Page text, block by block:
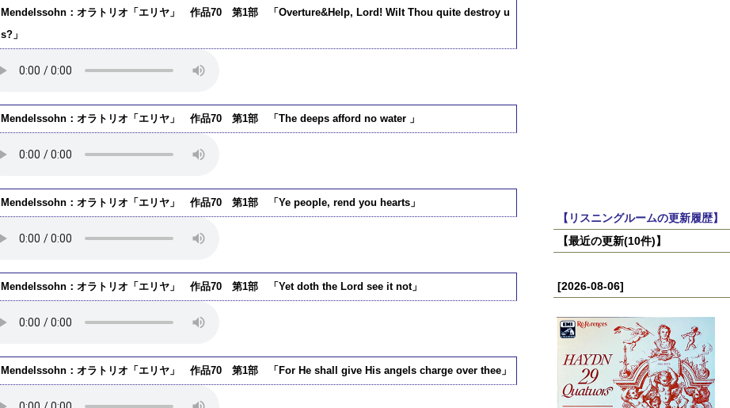
Mendelssohn：オラトリオ「エリヤ」 作品70 第1部 「Overture&Help, Lord! Wilt Thou quite destroy u
s?」
Mendelssohn：オラトリオ「エリヤ」 作品70 第1部 「The deeps afford no water 」
Mendelssohn：オラトリオ「エリヤ」 作品70 第1部 「Ye people, rend you hearts」
Mendelssohn：オラトリオ「エリヤ」 作品70 第1部 「Yet doth the Lord see it not」
Mendelssohn：オラトリオ「エリヤ」 作品70 第1部 「For He shall give His angels charge over thee」
【リスニングルームの更新履歴】
【最近の更新(10件)】
[2026-08-06]